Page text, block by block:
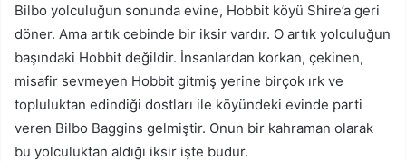
Bilbo yolculuğun sonunda evine, Hobbit köyü Shire’a geri
döner. Ama artık cebinde bir iksir vardır. O artık yolculuğun
başındaki Hobbit değildir. İnsanlardan korkan, çekinen,
misafir sevmeyen Hobbit gitmiş yerine birçok ırk ve
topluluktan edindiği dostları ile köyündeki evinde parti
veren Bilbo Baggins gelmiştir. Onun bir kahraman olarak
bu yolculuktan aldığı iksir işte budur.